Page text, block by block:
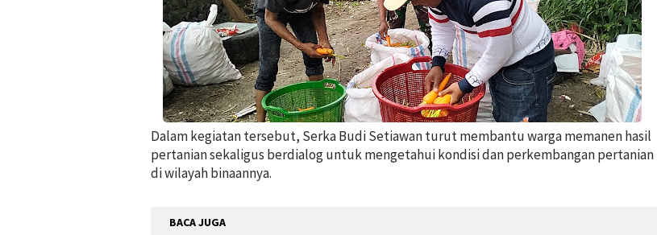
Dalam kegiatan tersebut, Serka Budi Setiawan turut membantu warga memanen hasil
pertanian sekaligus berdialog untuk mengetahui kondisi dan perkembangan pertanian
di wilayah binaannya.
BACA JUGA